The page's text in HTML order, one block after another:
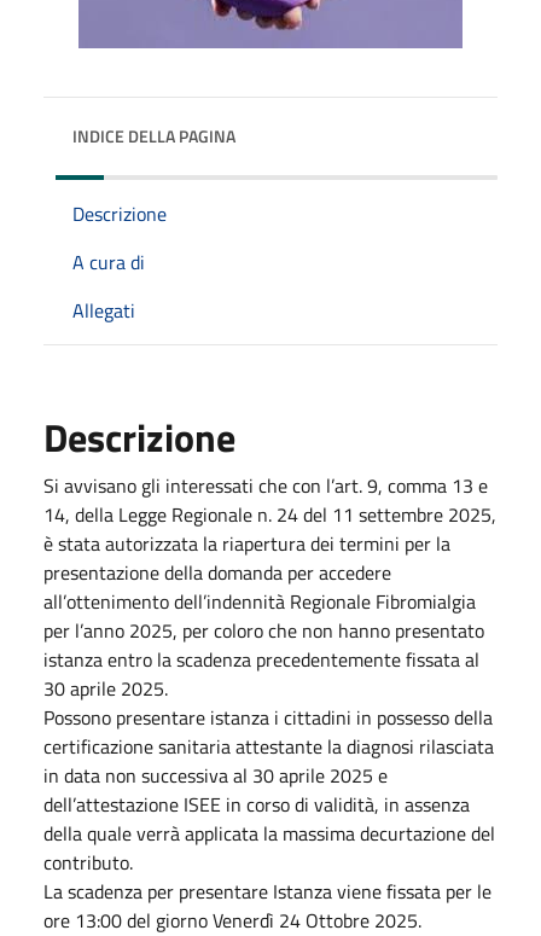
INDICE DELLA PAGINA
Descrizione
A cura di
Allegati
Descrizione
Si avvisano gli interessati che con l’art. 9, comma 13 e
14, della Legge Regionale n. 24 del 11 settembre 2025,
è stata autorizzata la riapertura dei termini per la
presentazione della domanda per accedere
all’ottenimento dell’indennità Regionale Fibromialgia
per l’anno 2025, per coloro che non hanno presentato
istanza entro la scadenza precedentemente fissata al
30 aprile 2025.
Possono presentare istanza i cittadini in possesso della
certificazione sanitaria attestante la diagnosi rilasciata
in data non successiva al 30 aprile 2025 e
dell’attestazione ISEE in corso di validità, in assenza
della quale verrà applicata la massima decurtazione del
contributo.
La scadenza per presentare Istanza viene fissata per le
ore 13:00 del giorno Venerdì 24 Ottobre 2025.